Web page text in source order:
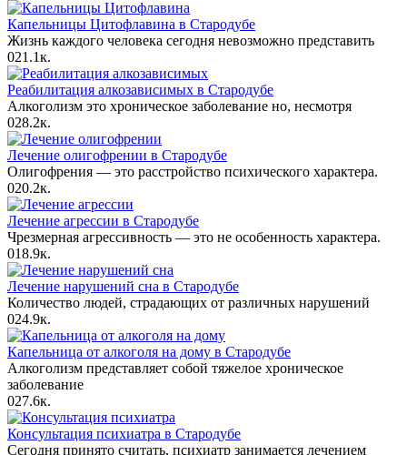
Капельницы Цитофлавина в Стародубе
Жизнь каждого человека сегодня невозможно представить
021.1к.
Реабилитация алкозависимых в Стародубе
Алкоголизм это хроническое заболевание но, несмотря
028.2к.
Лечение олигофрении в Стародубе
Олигофрения — это расстройство психического характера.
020.2к.
Лечение агрессии в Стародубе
Чрезмерная агрессивность — это не особенность характера.
018.9к.
Лечение нарушений сна в Стародубе
Количество людей, страдающих от различных нарушений
024.9к.
Капельница от алкоголя на дому в Стародубе
Алкоголизм представляет собой тяжелое хроническое
заболевание
027.6к.
Консультация психиатра в Стародубе
Сегодня принято считать, психиатр занимается лечением